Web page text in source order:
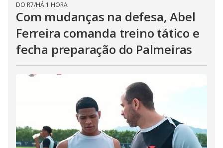
DO R7/HÁ 1 HORA
Com mudanças na defesa, Abel
Ferreira comanda treino tático e
fecha preparação do Palmeiras